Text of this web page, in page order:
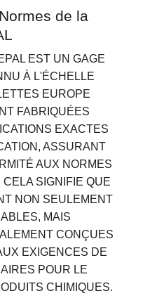
de la
EST UN GAGE
À L'ÉCHELLE
EUROPE
FABRIQUÉES
EXACTES
ASSURANT
AUX NORMES
CELA SIGNIFIE QUE
NON SEULEMENT
MAIS
CONÇUES
EXIGENCES DE
POUR LE
CHIMIQUES.